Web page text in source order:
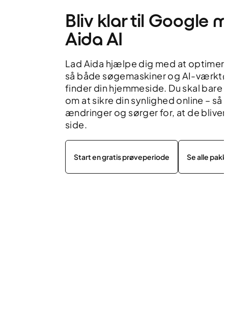
Bliv klar til Google
Aida AI
Lad Aida hjælpe dig med at
så både søgemaskiner og AI-
finder din hjemmeside. Du skal bare
om at sikre din synlighed online – så
ændringer og sørger for, at de bliver
side.
Start en gratis prøveperiode Se alle